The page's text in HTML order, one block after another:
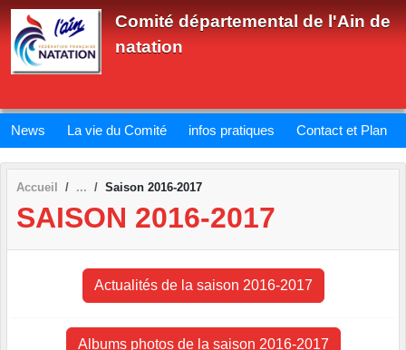
Comité départemental de l'Ain de
natation
News La vie du Comité infos pratiques Contact et Plan
Accueil Saison 2016-2017
SAISON 2016-2017
Actualités de la saison 2016-2017
Albums photos de la saison 2016-2017
Panneau de gestion des cookies